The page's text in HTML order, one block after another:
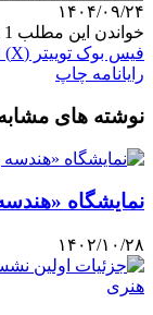
۱۴۰۴/۰۹/۲۴
خواندن این مطلب 1 دقیقه زمان میبرد
فیس بوک توییتر (X)
رایانامه چاپ
نوشته های
نمایشگاه
۱۴۰۲/۱۰/۲۸